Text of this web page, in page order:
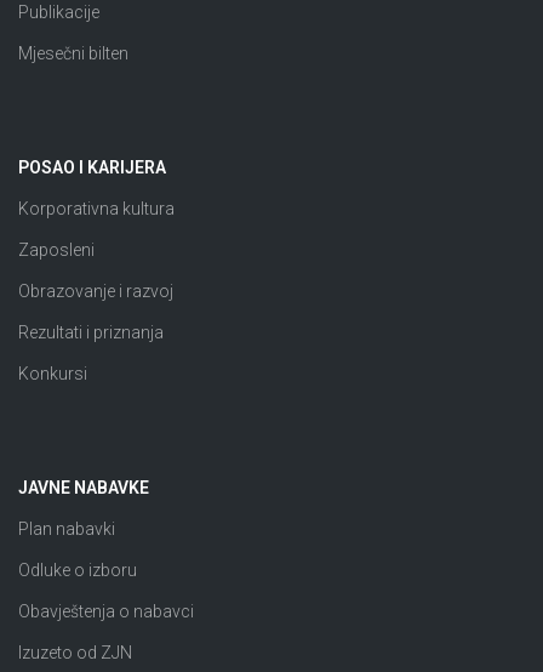
Publikacije
Mjesečni bilten
POSAO I KARIJERA
Korporativna kultura
Zaposleni
Obrazovanje i razvoj
Rezultati i priznanja
Konkursi
JAVNE NABAVKE
Plan nabavki
Odluke o izboru
Obavještenja o nabavci
Izuzeto od ZJN